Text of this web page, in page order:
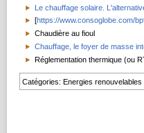
Le chauffage solaire.
[https://www.consoglobe.com/
Chaudière au fioul
Chauffage, le foyer de masse
Réglementation thermique (ou
Catégories:Energies renouvelables